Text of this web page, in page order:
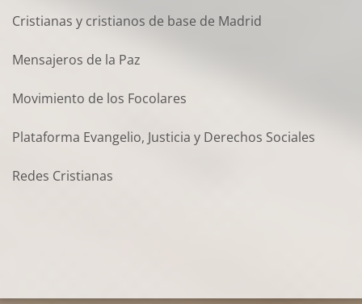
Cristianas y cristianos de base de Madrid
Mensajeros de la Paz
Movimiento de los Focolares
Plataforma Evangelio, Justicia y Derechos Sociales
Redes Cristianas